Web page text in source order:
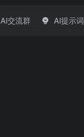
AI交流群 AI提示词